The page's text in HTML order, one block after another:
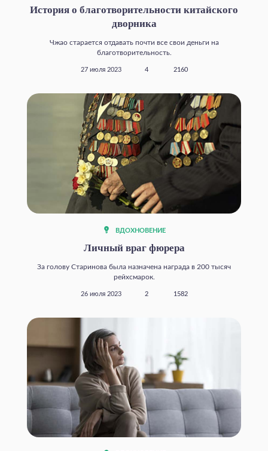
История о благотворительности китайского
дворника
Чжао старается отдавать почти все свои деньги на
благотворительность.
27 июля 2023 4 2160
ВДОХНОВЕНИЕ
Личный враг фюрера
За голову Старинова была назначена награда в 200 тысяч
рейхсмарок.
26 июля 2023 2 1582